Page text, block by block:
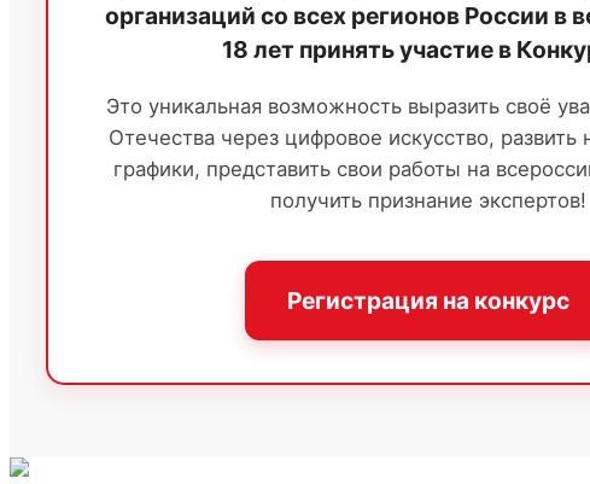
организаций со всех регионов России в
18 лет принять участие в
Это уникальная возможность выразить своё
Отечества через цифровое искусство,
графики, представить свои работы на
получить признание экспертов!
Регистрация на конкурс